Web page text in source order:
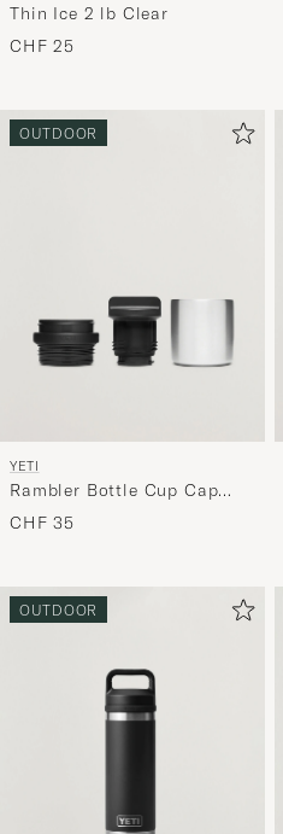
Thin Ice 2 lb Clear
CHF 25
OUTDOOR
YETI
Rambler Bottle Cup Cap
Black
CHF 35
OUTDOOR